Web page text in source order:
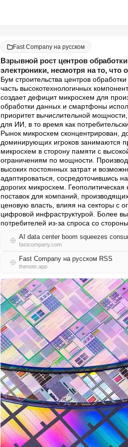
Fast Company на русском
Взрывной рост центров
электроники, несмотря на то,
Бум строительства центров
часть высокотехнологичных
создает дефицит микросхем для
обработки данных и смартфоны
приоритет вычислительной
для ИИ, в то время как
Рынок микросхем сконцентрирован,
доминирующих игроков занимаются
микросхем в сторону памяти с
ограничениям по мощности.
высоких постоянных затрат и
адаптироваться, сосредоточившись
дорогих микросхем.
поставок для компаний,
ценовую власть, влияя на секторы с
цифровой инфраструктурой. Более
потребителей из-за спроса со
AI data center boom squeezes
fastcompany.com
Fast Company на русском RSS
thenote.app